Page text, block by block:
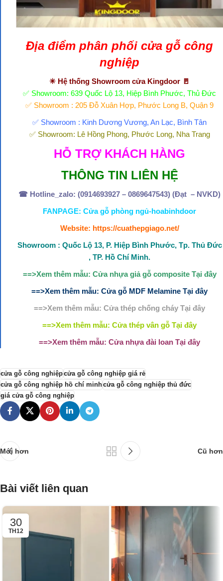
Địa điểm phân phối cửa gỗ công
nghiệp
✳ Hệ thống Showroom cửa Kingdoor 🚪
✅ Showroom: 639 Quốc Lộ 13, Hiệp Bình Phước, Thủ Đức
✅ Showroom : 205 Đỗ Xuân Hợp, Phước Long B, Quận 9
✅ Showroom : Kinh Dương Vương, An Lạc, Bình Tân
✅ Showroom: Lê Hồng Phong, Phước Long, Nha Trang
HỖ TRỢ KHÁCH HÀNG
THÔNG TIN LIÊN HỆ
☎ Hotline_zalo: (0914693927 – 0869647543) (Đạt – NVKD)
FANPAGE: Cửa gỗ phòng ngủ-hoabinhdoor
Website: https://cuathepgiago.net/
Showroom : Quốc Lộ 13, P. Hiệp Bình Phước, Tp. Thủ Đức
, TP. Hồ Chí Minh.
==>Xem thêm mẫu: Cửa nhựa giả gỗ composite Tại đây
==>Xem thêm mẫu: Cửa gỗ MDF Melamine Tại đây
==>Xem thêm mẫu: Cửa thép chống cháy Tại đây
==>Xem thêm mẫu: Cửa thép vân gỗ Tại đây
==>Xem thêm mẫu: Cửa nhựa đài loan Tại đây
cửa gỗ công nghiệpcửa gỗ công nghiệp giá rẻ
cửa gỗ công nghiệp hồ chí minhcửa gỗ công nghiệp thủ đức
giá cửa gỗ công nghiệp
Mới hơn Cũ hơn
Bài viết liên quan
30
TH12